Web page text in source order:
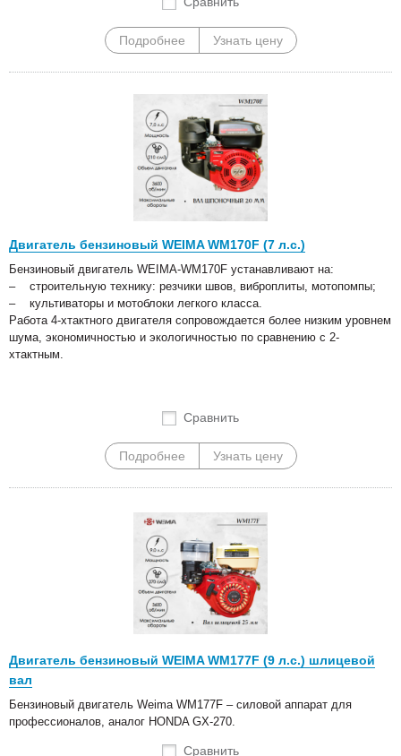
Подробнее Узнать цену
Двигатель бензиновый WEIMA WM170F (7 л.с.)
Бензиновый двигатель WEIMA-WM170F устанавливают на:
– строительную технику: резчики швов, виброплиты, мотопомпы;
– культиваторы и мотоблоки легкого класса.
Работа 4-хтактного двигателя сопровождается более низким уровнем
шума, экономичностью и экологичностью по сравнению с 2-
хтактным.
Сравнить
Подробнее Узнать цену
Двигатель бензиновый WEIMA WM177F (9 л.с.) шлицевой
вал
Бензиновый двигатель Weima WM177F – силовой аппарат для
профессионалов, аналог HONDA GX-270.
Сравнить